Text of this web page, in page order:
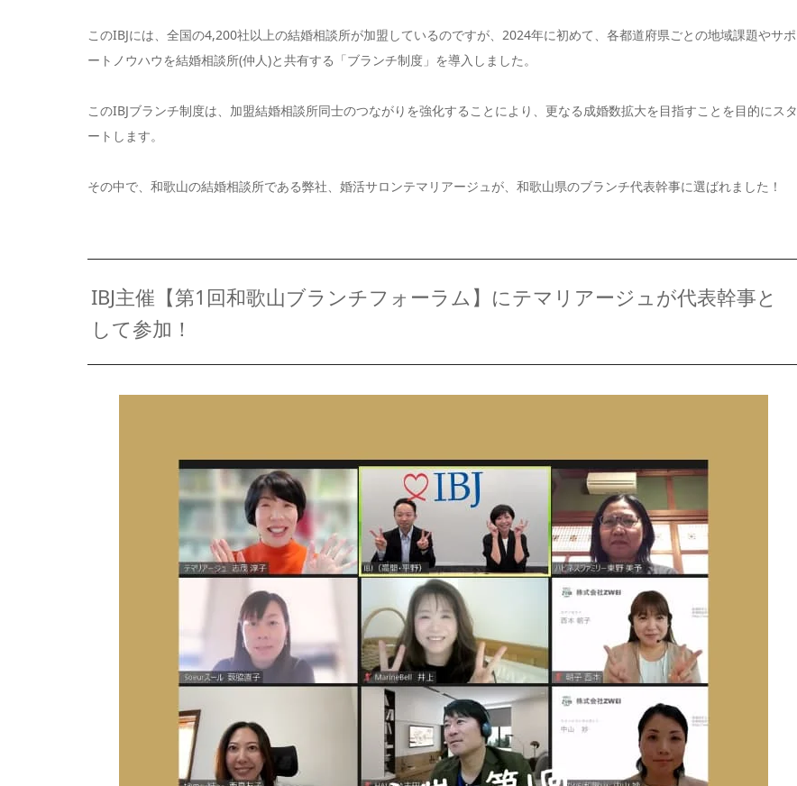
このIBJには、全国の4,200社以上の結婚相談所が加盟しているのですが、2024年に初めて、各都道府県ごとの地域課題やサポ
ートノウハウを結婚相談所(仲人)と共有する「ブランチ制度」を導入しました。
このIBJブランチ制度は、加盟結婚相談所同士のつながりを強化することにより、更なる成婚数拡大を目指すことを目的にスタ
ートします。
その中で、和歌山の結婚相談所である弊社、婚活サロンテマリアージュが、和歌山県のブランチ代表幹事に選ばれました！
IBJ主催【第1回和歌山ブランチフォーラム】にテマリアージュが代表幹事と
して参加！